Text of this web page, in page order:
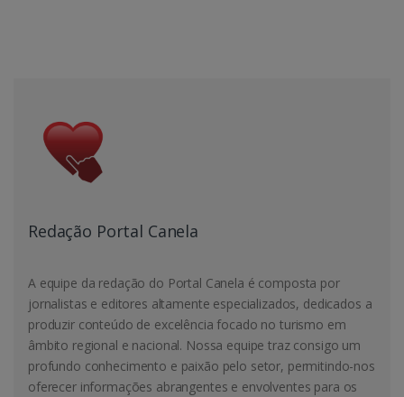
Redação Portal Canela
A equipe da redação do Portal Canela é composta por
jornalistas e editores altamente especializados, dedicados a
produzir conteúdo de excelência focado no turismo em
âmbito regional e nacional. Nossa equipe traz consigo um
profundo conhecimento e paixão pelo setor, permitindo-nos
oferecer informações abrangentes e envolventes para os